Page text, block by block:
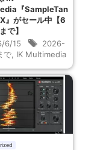
『SampleTan
』がセール中【6
で】
6/15
2026-
で IK Multimedia